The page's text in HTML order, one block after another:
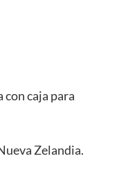
con caja para
Zelandia.